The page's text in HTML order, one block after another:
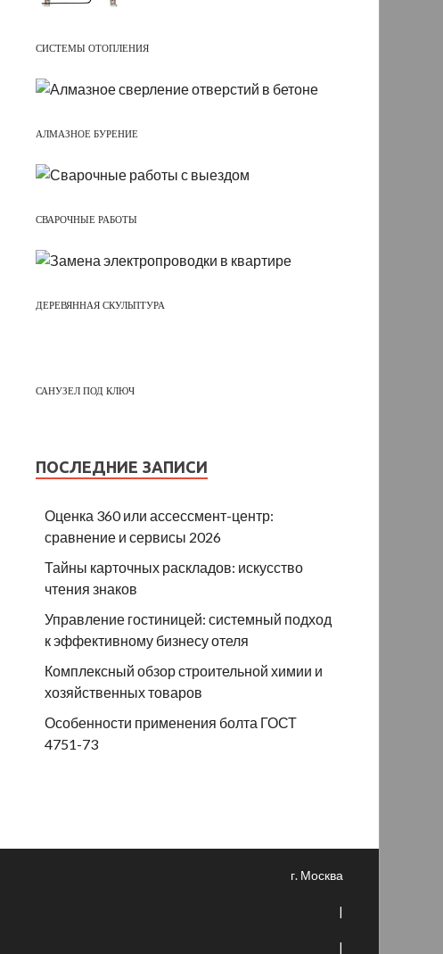
СИСТЕМЫ ОТОПЛЕНИЯ
АЛМАЗНОЕ БУРЕНИЕ
СВАРОЧНЫЕ РАБОТЫ
ДЕРЕВЯННАЯ СКУЛЬПТУРА
САНУЗЕЛ ПОД КЛЮЧ
ПОСЛЕДНИЕ ЗАПИСИ
Оценка 360 или ассессмент-центр:
сравнение и сервисы 2026
Тайны карточных раскладов: искусство
чтения знаков
Управление гостиницей: системный подход
к эффективному бизнесу отеля
Комплексный обзор строительной химии и
хозяйственных товаров
Особенности применения болта ГОСТ
4751-73
г. Москва
|
|